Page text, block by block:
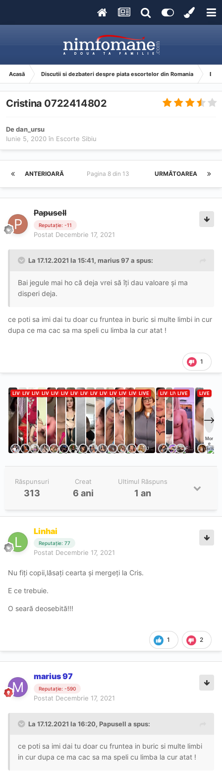
Acasă Discutii si dezbateri despre piata escortelor din Romania
Cristina 0722414802
Dedan_ursu
Iunie 5, 2020 în Escorte Sibiu
ANTERIOARĂ URMĂTOAREA
Pagina 8 din 13
Papusell
Reputație: -11
Postat Decembrie 17, 2021
La 17.12.2021 la 15:41, marius 97 a spus:
Bai jegule mai ho că deja vrei să îți dau valoare și ma
disperi deja.
ce poti sa imi dai tu doar cu fruntea in buric si multe limbi in cur
dupa ce ma cac sa ma speli cu limba la cur atat !
1
Răspunsuri
313
Creat
6 ani
Ultimul Răspuns
1 an
Linhai
Reputație: 77
Postat Decembrie 17, 2021
Nu fiți copii,lăsați cearta și mergeți la Cris.
E ce trebuie.
O seară deosebită!!!
1 2
marius 97
Reputație: -590
Postat Decembrie 17, 2021
La 17.12.2021 la 16:20, Papusell a spus:
ce poti sa imi dai tu doar cu fruntea in buric si multe limbi
in cur dupa ce ma cac sa ma speli cu limba la cur atat !